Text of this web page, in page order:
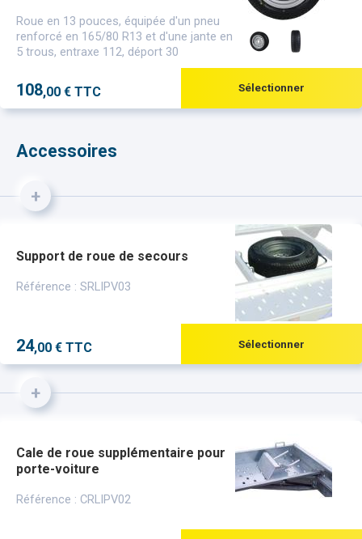
Roue en 13 pouces, équipée d'un pneu
renforcé en 165/80 R13 et d'une jante en
5 trous, entraxe 112, déport 30
108,00 € TTC Sélectionner
Accessoires
+
Support de roue de secours
Référence : SRLIPV03
24,00 € TTC Sélectionner
+
Cale de roue supplémentaire pour
porte-voiture
Référence : CRLIPV02